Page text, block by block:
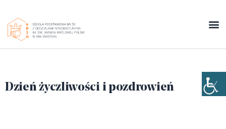
Dzień życzliwości i pozdrowień